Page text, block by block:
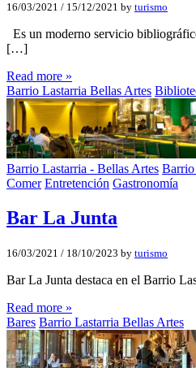
16/03/2021 / 15/12/2021 by turismo
Es un moderno servicio
[…]
Read more »
Barrio Lastarria Bellas Artes
Barrio Lastarria - Bellas Artes Barrio
Comer Entretención Gastronomía
Bar La Junta
16/03/2021 / 18/10/2023 by turismo
Bar La Junta destaca en el Barrio
Read more »
Bares Barrio Lastarria Bellas Artes